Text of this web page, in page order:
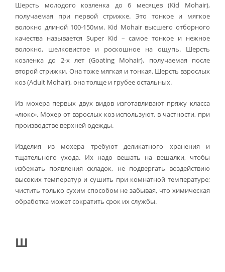
Шерсть молодого козленка до 6 месяцев (Kid Mohair),
получаемая при первой стрижке. Это тонкое и мягкое
волокно длиной 100-150мм. Kid Mohair высшего отборного
качества называется Super Kid – самое тонкое и нежное
волокно, шелковистое и роскошное на ощупь. Шерсть
козленка до 2-х лет (Goating Mohair), получаемая после
второй стрижки. Она тоже мягкая и тонкая. Шерсть взрослых
коз (Adult Mohair), она толще и грубее остальных.
Из мохера первых двух видов изготавливают пряжу класса
«люкс». Мохер от взрослых коз используют, в частности, при
производстве верхней одежды.
Изделия из мохера требуют деликатного хранения и
тщательного ухода. Их надо вешать на вешалки, чтобы
избежать появления складок, не подвергать воздействию
высоких температур и сушить при комнатной температуре;
чистить только сухим способом не забывая, что химическая
обработка может сократить срок их службы.
Ш